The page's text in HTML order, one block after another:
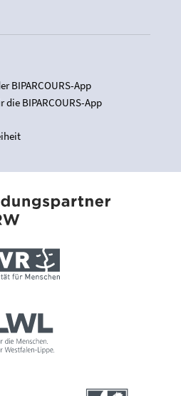
BIPARCOURS-App
BIPARCOURS-App